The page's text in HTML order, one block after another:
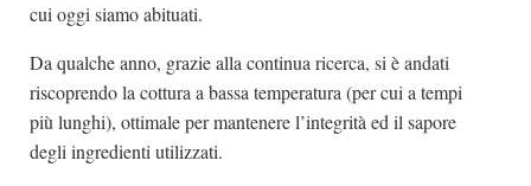
cui oggi siamo abituati.
Da qualche anno, grazie alla continua ricerca, si è andati
riscoprendo la cottura a bassa temperatura (per cui a tempi
più lunghi), ottimale per mantenere l’integrità ed il sapore
degli ingredienti utilizzati.